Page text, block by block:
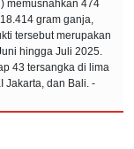
memusnahkan 474
gram ganja,
tersebut merupakan
hingga Juli 2025.
43 tersangka di lima
Jakarta, dan Bali. -